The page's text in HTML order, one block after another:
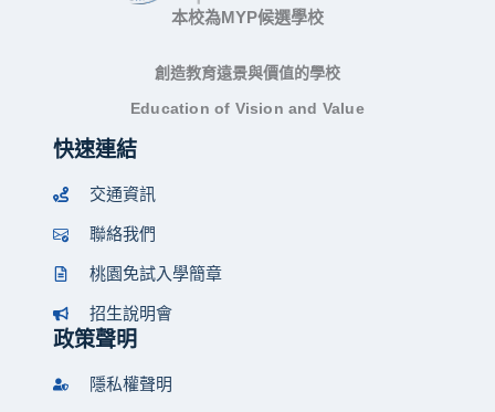
本校為MYP候選學校
創造教育遠景與價值的學校
Education of Vision and Value
快速連結
交通資訊
聯絡我們
桃園免試入學簡章
招生說明會
政策聲明
隱私權聲明